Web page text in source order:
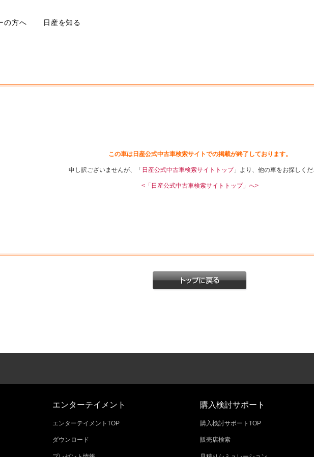
の方へ 日産を知る
この車は日産公式中古車検索サイトでの掲載が終了しております。
申し訳ございませんが、「 日産公式中古車検索サイトトップ」より、他の車をお探しくだ
<「日産公式中古車検索サイトトップ」へ>
エンターテイメント
エンターテイメントTOP
ダウンロード
購入検討サポート
購入検討サポートTOP
販売店検索